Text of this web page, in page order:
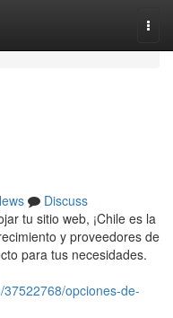
Discuss
tu sitio web, ¡Chile es la
y proveedores de
para tus necesidades.
opciones-de-